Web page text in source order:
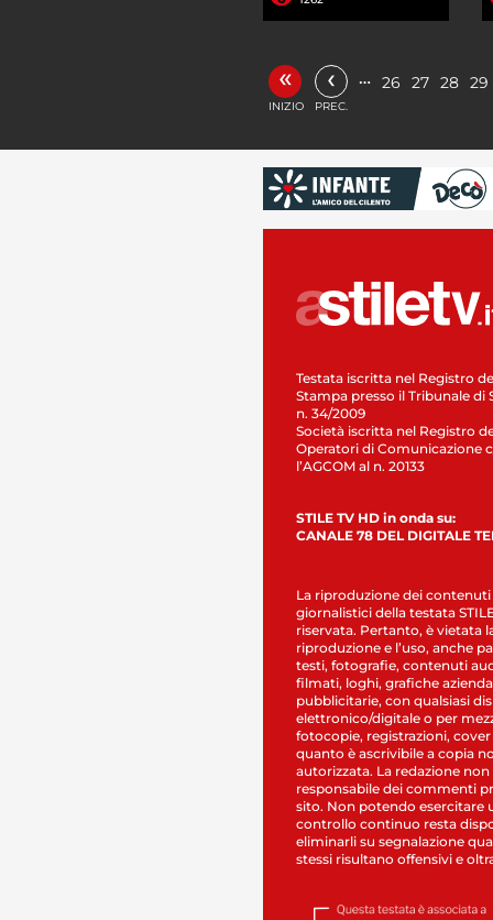
«
INIZIO
‹
PREC.
… 26 27 28 29
Testata iscritta nel Registro
Stampa presso il Tribunale di
n. 34/2009
Società iscritta nel Registro
Operatori di Comunicazione
l’AGCOM al n. 20133
STILE TV HD in onda su:
CANALE 78 DEL DIGITALE
La riproduzione dei contenuti
giornalistici della testata
riservata. Pertanto, è vietata
riproduzione e l’uso, anche
testi, fotografie, contenuti
filmati, loghi, grafiche
pubblicitarie, con qualsiasi
elettronico/digitale o per
fotocopie, registrazioni,
quanto è ascrivibile a copia
autorizzata. La redazione non
responsabile dei commenti
sito. Non potendo esercitare
controllo continuo resta
eliminarli su segnalazione
stessi risultano offensivi e